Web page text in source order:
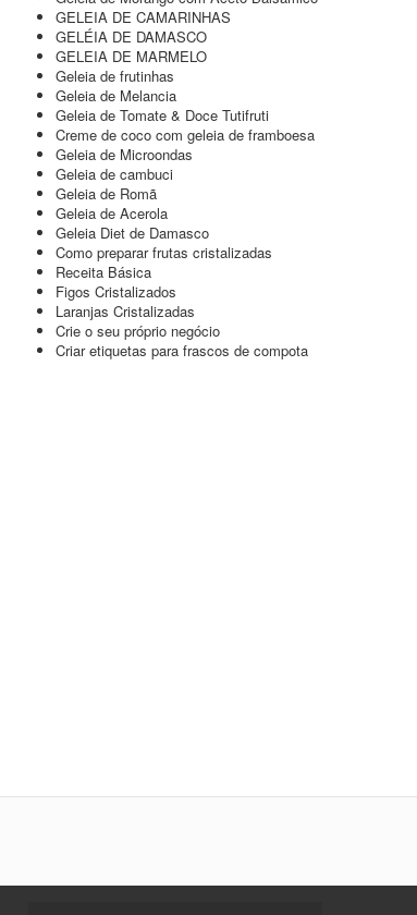
GELEIA DE CAMARINHAS
GELÉIA DE DAMASCO
GELEIA DE MARMELO
Geleia de frutinhas
Geleia de Melancia
Geleia de Tomate & Doce Tutifruti
Creme de coco com geleia de framboesa
Geleia de Microondas
Geleia de cambuci
Geleia de Romã
Geleia de Acerola
Geleia Diet de Damasco
Como preparar frutas cristalizadas
Receita Básica
Figos Cristalizados
Laranjas Cristalizadas
Crie o seu próprio negócio
Criar etiquetas para frascos de compota